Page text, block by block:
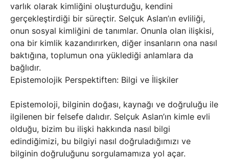
varlık olarak kimliğini oluşturduğu, kendini
gerçekleştirdiği bir süreçtir. Selçuk Aslan’ın evliliği,
onun sosyal kimliğini de tanımlar. Onunla olan ilişkisi,
ona bir kimlik kazandırırken, diğer insanların ona nasıl
baktığına, toplumun ona yüklediği anlamlara da
bağlıdır.
Epistemolojik Perspektiften: Bilgi ve İlişkiler
Epistemoloji, bilginin doğası, kaynağı ve doğruluğu ile
ilgilenen bir felsefe dalıdır. Selçuk Aslan’ın kimle evli
olduğu, bizim bu ilişki hakkında nasıl bilgi
edindiğimizi, bu bilgiyi nasıl doğruladığımızı ve
bilginin doğruluğunu sorgulamamıza yol açar.